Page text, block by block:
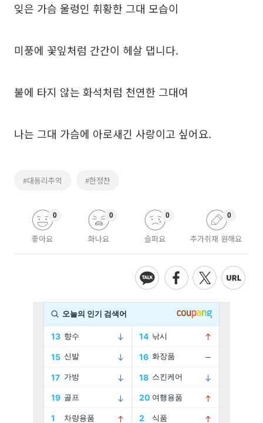
잊은 가슴 울렁인 휘황한 그대 모습이
미풍에 꽃잎처럼 간간이 헤살 댑니다.
불에 타지 않는 화석처럼 천연한 그대여
나는 그대 가슴에 아로새긴 사랑이고 싶어요.
#대동리추억 #한정찬
좋아요
0
화나요
0
슬퍼요
0
추가취재 원해요
0